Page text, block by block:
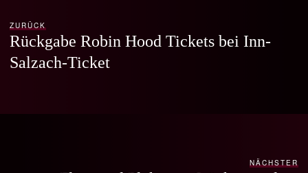
ZURÜCK
Rückgabe Robin Hood Tickets bei Inn-
Salzach-Ticket
NÄCHSTER